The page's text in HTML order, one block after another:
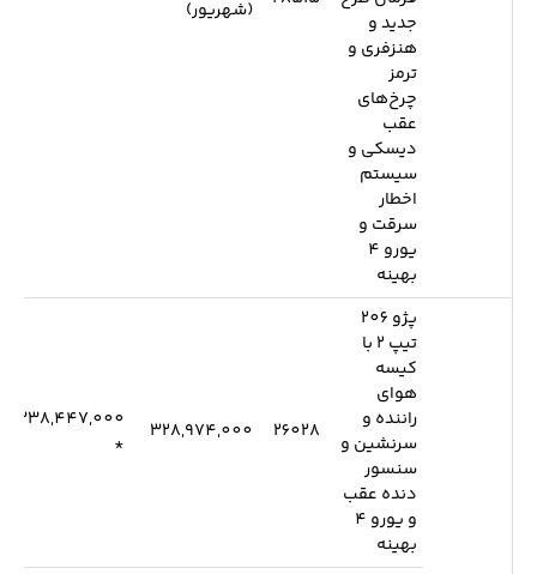
جدید و
هنزفری و
ترمز
چرخ‌های
عقب
دیسکی و
سیستم
اخطار
سرقت و
یورو 4
بهینه
(شهریور)
پژو 206
تیپ 2 با
کیسه
هوای
راننده و
سرنشین و
سنسور
دنده عقب
و یورو 4
بهینه
26028
328,974,000
338,447,000
*